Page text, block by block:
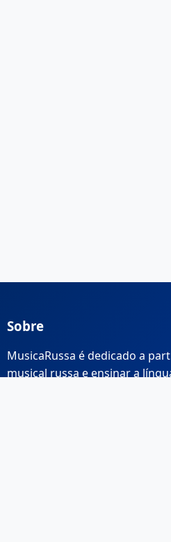
Sobre
MusicaRussa é dedicado a
musical russa e ensinar a